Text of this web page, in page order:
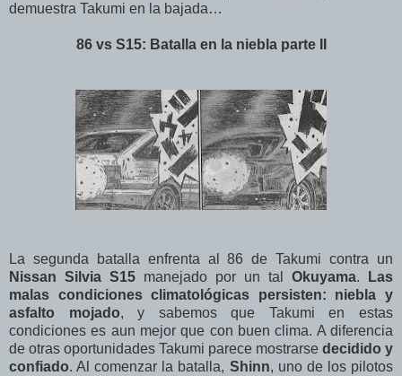
demuestra Takumi en la bajada…
86 vs S15: Batalla en la niebla parte II
La segunda batalla enfrenta al 86 de Takumi contra un
Nissan Silvia S15 manejado por un tal Okuyama.
Las
malas condiciones climatológicas persisten: niebla y
asfalto mojado, y sabemos que Takumi en estas
condiciones es aun mejor que con buen clima. A diferencia
de otras oportunidades Takumi parece mostrarse decidido y
confiado. Al comenzar la batalla, Shinn, uno de los pilotos